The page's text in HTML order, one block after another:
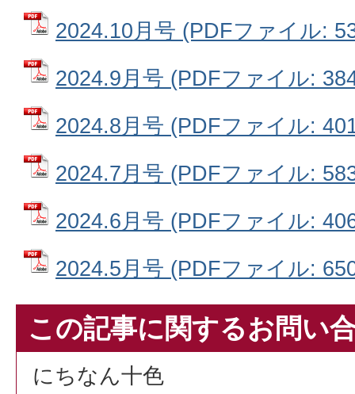
2024.10月号 (PDFファイル:
2024.9月号 (PDFファイル:
2024.8月号 (PDFファイル:
2024.7月号 (PDFファイル:
2024.6月号 (PDFファイル:
2024.5月号 (PDFファイル:
この記事に関するお問い
にちなん十色